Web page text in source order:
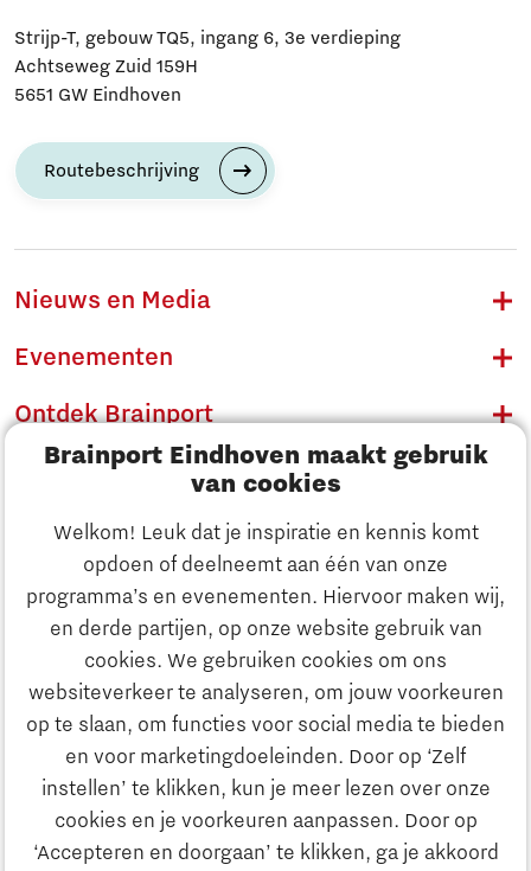
Brainport Eindhoven maakt gebruik
van cookies
Welkom! Leuk dat je inspiratie en kennis komt
opdoen of deelneemt aan één van onze
programma’s en evenementen. Hiervoor maken wij,
en derde partijen, op onze website gebruik van
cookies. We gebruiken cookies om ons
websiteverkeer te analyseren, om jouw voorkeuren
op te slaan, om functies voor social media te bieden
en voor marketingdoeleinden. Door op ‘Zelf
instellen’ te klikken, kun je meer lezen over onze
cookies en je voorkeuren aanpassen. Door op
‘Accepteren en doorgaan’ te klikken, ga je akkoord
Ontdek Brainport
Innovatie
Ondernemen
Strijp-T, gebouw TQ5, ingang 6, 3e verdieping
Achtseweg Zuid 159H
5651 GW Eindhoven
Routebeschrijving
Nieuws en Media
Evenementen
Ontdek Brainport
Innovatie
Ondernemen
Onderwijs
Maatschappelijk
Strategie & Organisatie
Zoeken
Contact